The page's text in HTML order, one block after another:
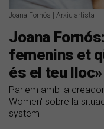
Joana Fornós | Arxiu artista
Joana
femenins et
és el teu lloc»
Parlem amb la
Women' sobre la
system